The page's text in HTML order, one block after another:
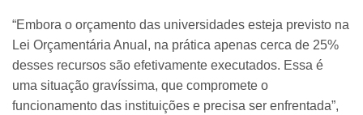
“Embora o orçamento das universidades esteja previsto na
Lei Orçamentária Anual, na prática apenas cerca de 25%
desses recursos são efetivamente executados. Essa é
uma situação gravíssima, que compromete o
funcionamento das instituições e precisa ser enfrentada”,